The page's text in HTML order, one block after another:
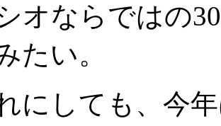
オならではの
たい。
にしても、今年